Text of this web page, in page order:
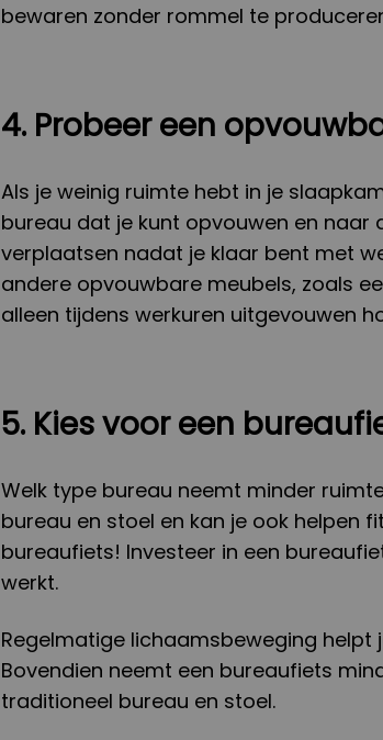
bewaren zonder rommel te
4. Probeer een
Als je weinig ruimte hebt in je
bureau dat je kunt opvouwen en naar
verplaatsen nadat je klaar bent met
andere opvouwbare meubels, zoals
alleen tijdens werkuren uitgevouwen
5. Kies voor een
Welk type bureau neemt minder
bureau en stoel en kan je ook helpen
bureaufiets! Investeer in een
werkt.
Regelmatige lichaamsbeweging helpt
Bovendien neemt een bureaufiets
traditioneel bureau en stoel.